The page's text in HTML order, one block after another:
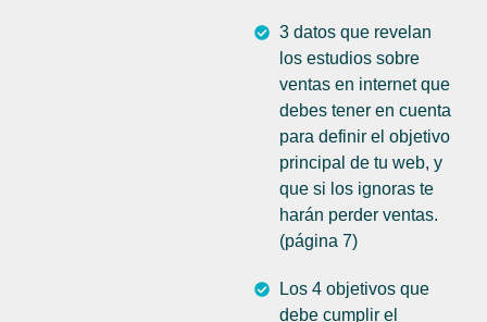
3 datos que revelan
los estudios sobre
ventas en internet que
debes tener en cuenta
para definir el objetivo
principal de tu web, y
que si los ignoras te
harán perder ventas.
(página 7)
Los 4 objetivos que
debe cumplir el